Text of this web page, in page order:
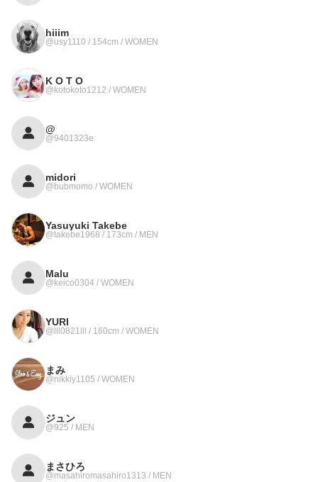
hiiim
@usy1110 / 154cm / WOMEN
K O T O
@kotokoto1212 / WOMEN
@
@9401323e
midori
@bubmomo / WOMEN
Yasuyuki Takebe
@takebe1968 / 173cm / MEN
Malu
@keico0304 / WOMEN
YURI
@lll0821lll / 160cm / WOMEN
まみ
@nikkiy1105 / WOMEN
ジュン
@925 / MEN
まさひろ
@masahiromasahiro1313 / MEN